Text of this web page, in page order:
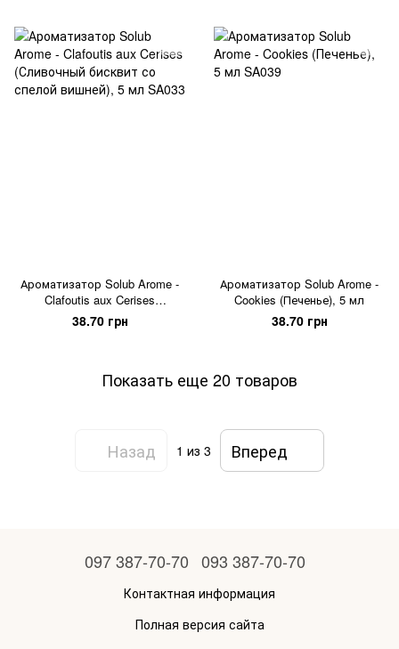
Ароматизатор Solub Arome -
Clafoutis aux Cerises
(Сливочный бисквит со
спелой вишней), 5 мл
38.70 грн
Ароматизатор Solub Arome -
Cookies (Печенье), 5 мл
38.70 грн
Показать еще 20 товаров
Назад 1 из 3 Вперед
097 387-70-70 093 387-70-70
Контактная информация
Полная версия сайта